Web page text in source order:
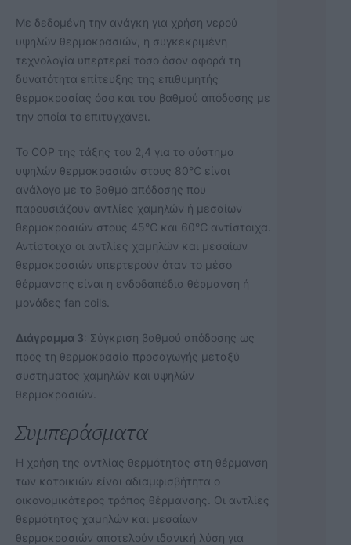
Με δεδομένη την ανάγκη για χρήση νερού
υψηλών θερμοκρασιών, η συγκεκριμένη
τεχνολογία υπερτερεί τόσο όσον αφορά τη
δυνατότητα επίτευξης της επιθυμητής
θερμοκρασίας όσο και του βαθμού απόδοσης με
την οποία το επιτυγχάνει.
Το COP της τάξης του 2,4 για το σύστημα
υψηλών θερμοκρασιών στους 80℃ είναι
ανάλογο με το βαθμό απόδοσης που
παρουσιάζουν αντλίες χαμηλών ή μεσαίων
θερμοκρασιών στους 45℃ και 60℃ αντίστοιχα.
Αντίστοιχα οι αντλίες χαμηλών και μεσαίων
θερμοκρασιών υπερτερούν όταν το μέσο
θέρμανσης είναι η ενδοδαπέδια θέρμανση ή
μονάδες fan coils.
Διάγραμμα 3: Σύγκριση βαθμού απόδοσης ως
προς τη θερμοκρασία προσαγωγής μεταξύ
συστήματος χαμηλών και υψηλών
θερμοκρασιών.
Συμπεράσματα
Η χρήση της αντλίας θερμότητας στη θέρμανση
των κατοικιών είναι αδιαμφισβήτητα ο
οικονομικότερος τρόπος θέρμανσης. Οι αντλίες
θερμότητας χαμηλών και μεσαίων
θερμοκρασιών αποτελούν ιδανική λύση για